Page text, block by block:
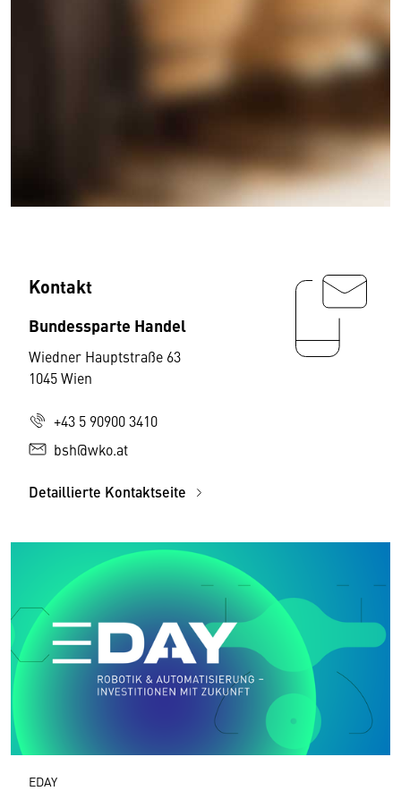
Kontakt
Bundessparte Handel
Wiedner Hauptstraße 63
1045 Wien
+43 5 90900 3410
bsh@wko.at
Detaillierte Kontaktseite
EDAY